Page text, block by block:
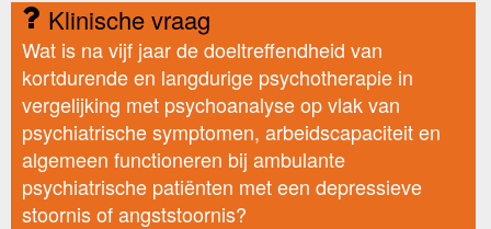
Klinische vraag
Wat is na vijf jaar de doeltreffendheid van
kortdurende en langdurige psychotherapie in
vergelijking met psychoanalyse op vlak van
psychiatrische symptomen, arbeidscapaciteit en
algemeen functioneren bij ambulante
psychiatrische patiënten met een depressieve
stoornis of angststoornis?